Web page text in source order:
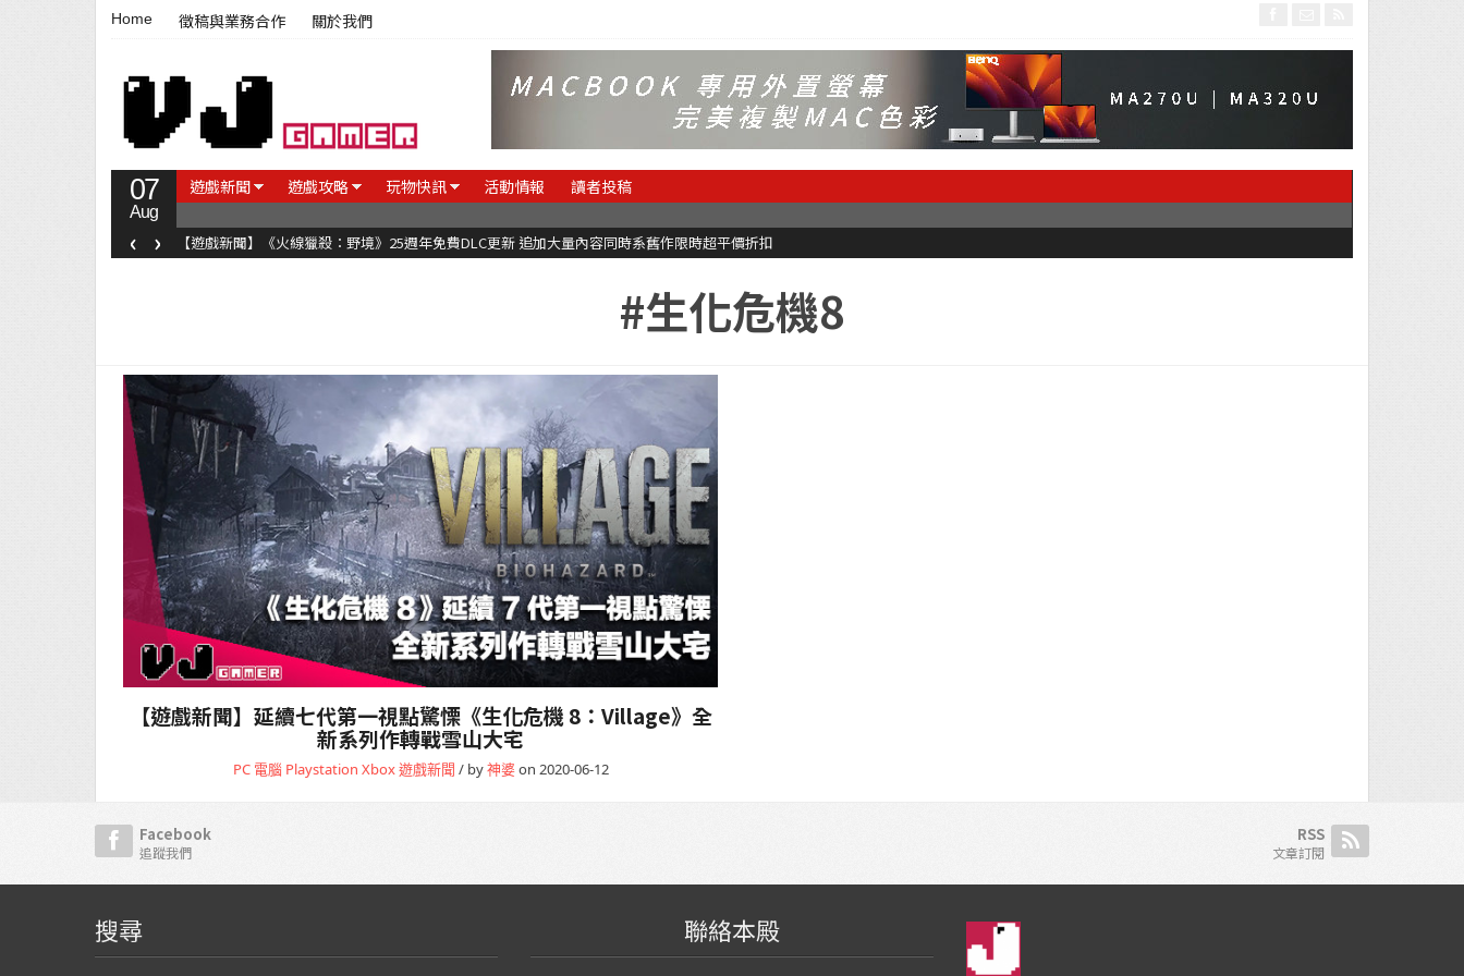
Home 徵稿與業務合作 關於我們
07
Aug
遊戲新聞 遊戲攻略 玩物快訊 活動情報 讀者投稿
【遊戲新聞】《火線獵殺：野境》25週年免費DLC更新 追加大量內容同時系舊作限時超平價折扣
‹ ›
#生化危機8
【遊戲新聞】延續七代第一視點驚慄《生化危機 8：Village》全
新系列作轉戰雪山大宅
PC 電腦 Playstation Xbox遊戲新聞 / by神婆on 2020-06-12
Facebook
追蹤我們
RSS
文章訂閱
搜尋 聯絡本殿